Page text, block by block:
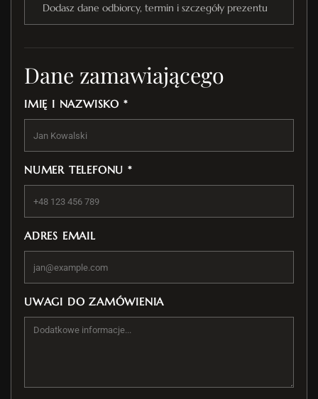
Dodasz dane odbiorcy, termin i szczegóły prezentu
Dane zamawiającego
IMIĘ I NAZWISKO *
NUMER TELEFONU *
ADRES EMAIL
UWAGI DO ZAMÓWIENIA